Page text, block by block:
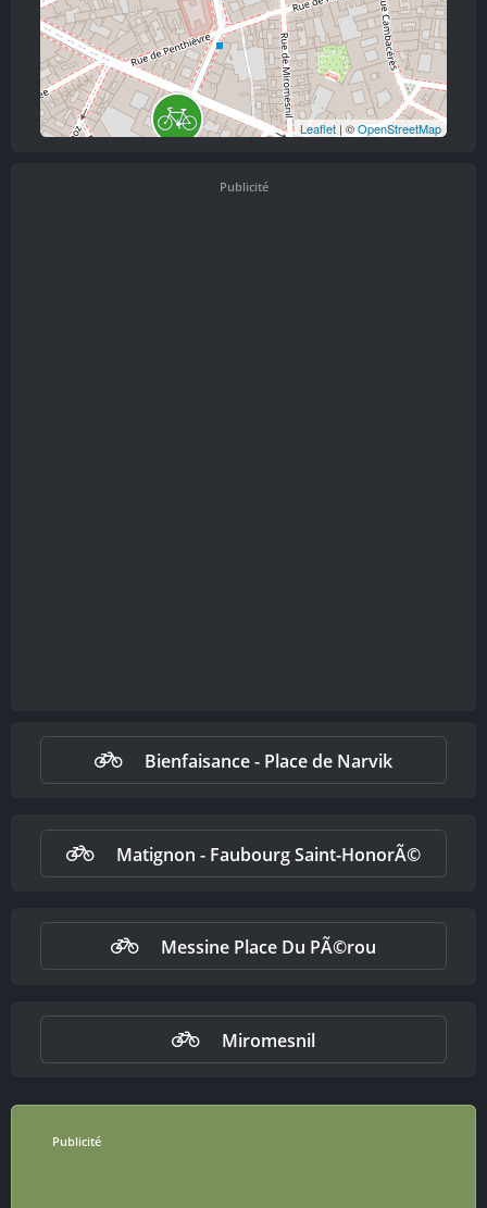
Leaflet | ©OpenStreetMap
Publicité
Bienfaisance - Place de Narvik
Matignon - Faubourg Saint-HonorÃ©
Messine Place Du PÃ©rou
Miromesnil
Publicité